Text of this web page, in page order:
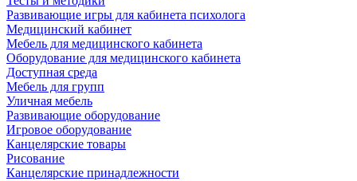
Развивающие игры для кабинета психолога
Медицинский кабинет
Мебель для медицинского кабинета
Оборудование для медицинского кабинета
Доступная среда
Мебель для групп
Уличная мебель
Развивающие оборудование
Игровое оборудование
Канцелярские товары
Рисование
Канцелярские принадлежности